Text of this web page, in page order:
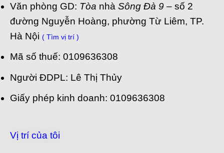
Văn phòng GD: Tòa nhà Sông Đà 9 – số 2
đường Nguyễn Hoàng, phường Từ Liêm, TP.
Hà Nội ( Tìm vị trí )
Mã số thuế: 0109636308
Người ĐDPL: Lê Thị Thủy
Giấy phép kinh doanh: 0109636308
Vị trí của tôi